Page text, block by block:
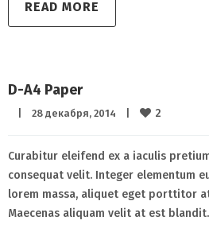
READ MORE
D-A4 Paper
28 декабря, 2014 2
Curabitur eleifend ex a iaculis
consequat velit. Integer elementum
lorem massa, aliquet eget porttitor
Maecenas aliquam velit at est blandit.